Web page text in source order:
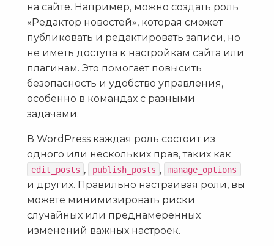
на сайте. Например, можно создать роль
«Редактор новостей», которая сможет
публиковать и редактировать записи, но
не иметь доступа к настройкам сайта или
плагинам. Это помогает повысить
безопасность и удобство управления,
особенно в командах с разными
задачами.
В WordPress каждая роль состоит из
одного или нескольких прав, таких как
edit_posts , publish_posts , manage_options
и других. Правильно настраивая роли, вы
можете минимизировать риски
случайных или преднамеренных
изменений важных настроек.